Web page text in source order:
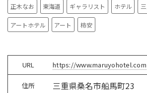
正木なお 東海道 ギャラリスト ホテル
アートホテル アート 柿安
URL https://www.maruyohotel.com
住所 三重県桑名市船馬町23